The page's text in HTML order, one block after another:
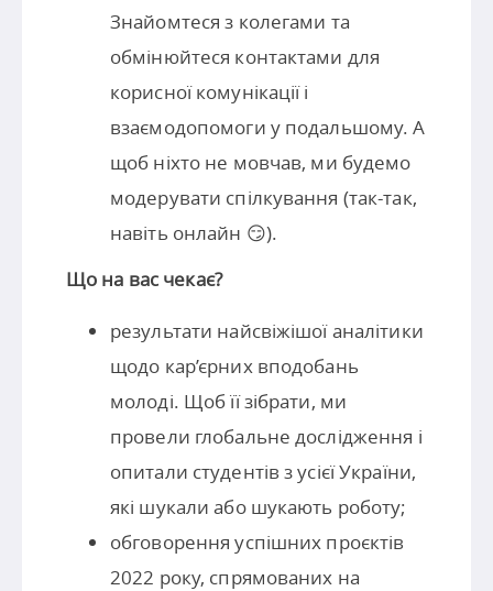
Знайомтеся з колегами та
обмінюйтеся контактами для
корисної комунікації і
взаємодопомоги у подальшому. А
щоб ніхто не мовчав, ми будемо
модерувати спілкування (так-так,
навіть онлайн 😏).
Що на вас чекає?
результати найсвіжішої аналітики
щодо кар’єрних вподобань
молоді. Щоб її зібрати, ми
провели глобальне дослідження і
опитали студентів з усієї України,
які шукали або шукають роботу;
обговорення успішних проєктів
2022 року, спрямованих на